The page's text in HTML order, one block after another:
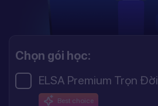
Chọn gói học:
ELSA Premium Trọn Đời
Best choice